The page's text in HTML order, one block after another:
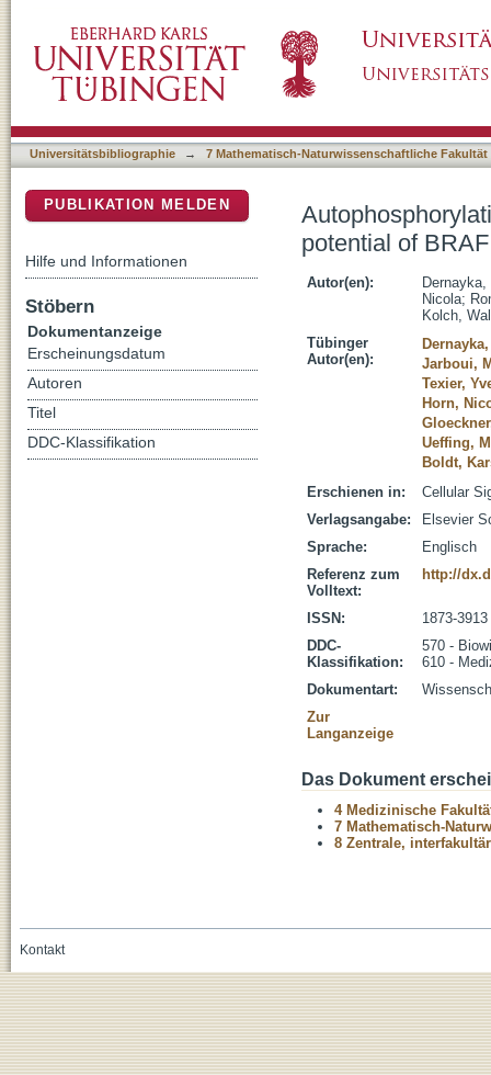
Universitätsbibliographie → 7 Mathematisch-Naturwissenschaftliche Fakultät
potential of BRAF
Autor(en):
Dernayka,
Nicola;
Kolch,
Tübinger
Autor(en):
Jarboui,
Texier,
Horn,
Ueffing,
Boldt,
Erschienen in:
Cellular
Verlagsangabe:
Elsevier
Sprache:
Englisch
Referenz zum
Volltext:
http://
ISSN:
1873-3913
DDC-
Klassifikation:
570 -
610 -
Dokumentart:
Zur
Langanzeige
Das Dokument
4 Medizinische
7 Mathematisch-
8 Zentrale,
PUBLIKATION MELDEN
Hilfe und Informationen
Stöbern
Dokumentanzeige
Erscheinungsdatum
Autoren
Titel
DDC-Klassifikation
Kontakt